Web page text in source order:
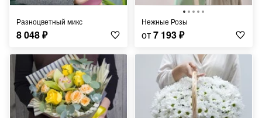
Разноцветный микс
8 048₽
Нежные Розы
от7 193₽